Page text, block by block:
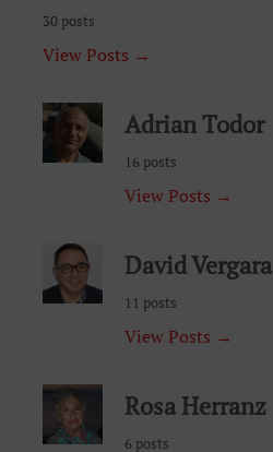
30 posts
View Posts →
Adrian Todor
16 posts
View Posts →
David Vergara
11 posts
View Posts →
Rosa Herranz
6 posts